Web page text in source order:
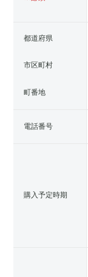
都道府県
市区町村
町番地
電話番号
購入予定時期